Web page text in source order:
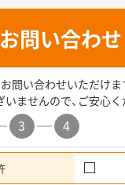
問い合わせ
問い合わせいただけま
ませんので、ご安心く
3 4